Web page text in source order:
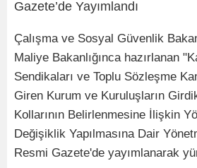
Çalışma ve Sosyal Güvenlik
Maliye Bakanlığınca hazırlanan
Sendikaları ve Toplu Sözleşme
Giren Kurum ve Kuruluşların
Kollarının Belirlenmesine İlişkin
Değişiklik Yapılmasına Dair
Resmi Gazete'de yayımlanarak